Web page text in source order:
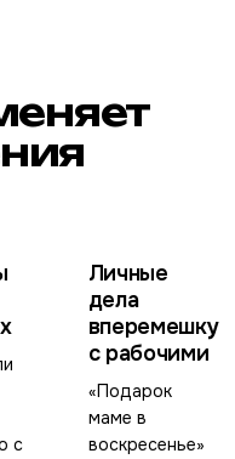
с
Личные
дела
вперемешку
с рабочими
«Подарок
маме в
воскресенье»